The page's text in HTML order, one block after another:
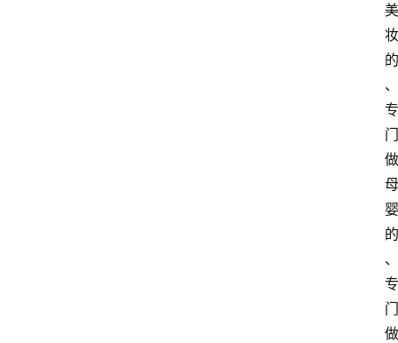
美
妆
的
、
专
门
做
母
婴
的
、
专
门
做